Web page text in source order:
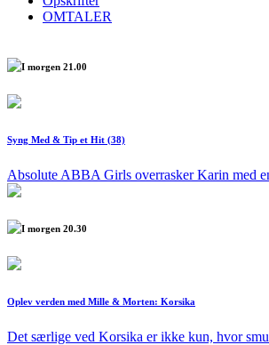
OMTALER
I morgen 21.00
Syng Med & Tip et Hit (38)
Absolute ABBA Girls overrasker Karin med
I morgen 20.30
Oplev verden med Mille & Morten: Korsika
Det særlige ved Korsika er ikke kun, hvor